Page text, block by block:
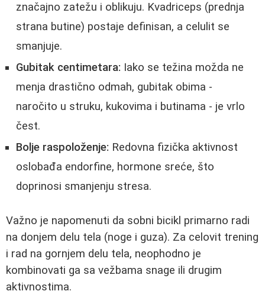
značajno zatežu i oblikuju. Kvadriceps (prednja
strana butine) postaje definisan, a celulit se
smanjuje.
Gubitak centimetara: Iako se težina možda ne
menja drastično odmah, gubitak obima -
naročito u struku, kukovima i butinama - je vrlo
čest.
Bolje raspoloženje: Redovna fizička aktivnost
oslobađa endorfine, hormone sreće, što
doprinosi smanjenju stresa.
Važno je napomenuti da sobni bicikl primarno radi
na donjem delu tela (noge i guza). Za celovit trening
i rad na gornjem delu tela, neophodno je
kombinovati ga sa vežbama snage ili drugim
aktivnostima.